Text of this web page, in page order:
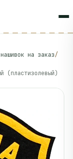
на заказ/
(пластизолевый)